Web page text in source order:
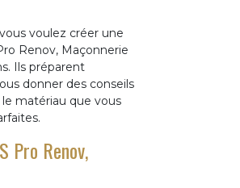
voulez créer une
Renov, Maçonnerie
Ils préparent
donner des conseils
matériau que vous
Pro Renov,